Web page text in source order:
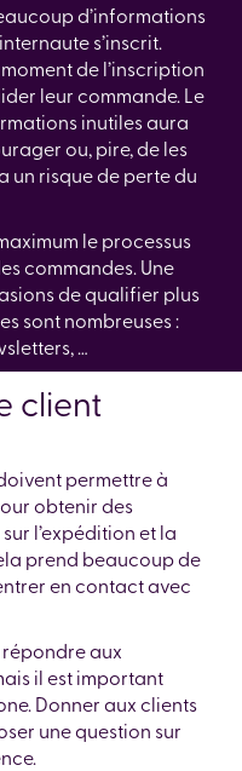
d’informations
s’inscrit.
de l’inscription
leur commande. Le
inutiles aura
ou, pire, de les
un risque de perte du
le processus
commandes. Une
de qualifier plus
sont nombreuses :
…
client
permettre à
obtenir des
l’expédition et la
prend beaucoup de
en contact avec
répondre aux
il est important
Donner aux clients
une question sur